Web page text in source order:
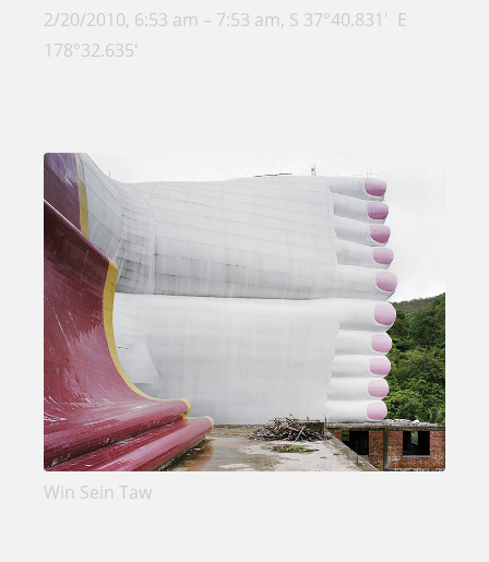
2/20/2010, 6:53 am – 7:53 am, S 37°40.831′ E
178°32.635′
Win Sein Taw